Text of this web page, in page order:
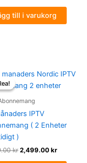
till i varukorg
IPTV
( 2 Enheter
)
kr
Det
priset
3,499.00 kr.
2,499.00kr
Det
priset